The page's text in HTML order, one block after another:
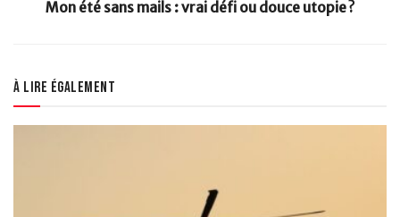
Mon été sans mails : vrai défi ou douce utopie ?
À lire également